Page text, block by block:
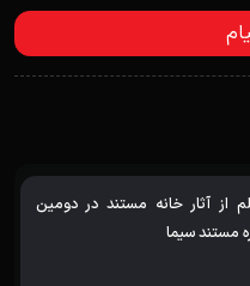
11 فیلم از آثار خانه مستند در دومین
مستند سیما